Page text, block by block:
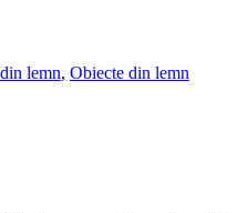
lemn, Obiecte din lemn